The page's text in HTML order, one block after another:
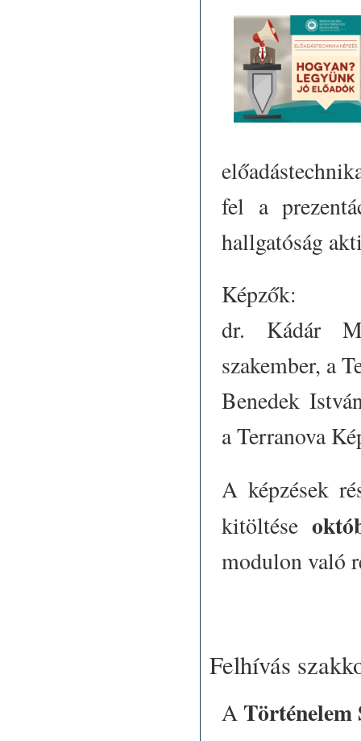
fel a
Képzők:
dr. Kádár
szakember, a
Benedek
a Terranova
A képzések
kitöltése
modulon való
Felhívás
ATörténelem